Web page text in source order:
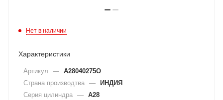
Нет в наличии
Характеристики
Артикул — A28040275O
Страна производтва — ИНДИЯ
Серия цилиндра — A28